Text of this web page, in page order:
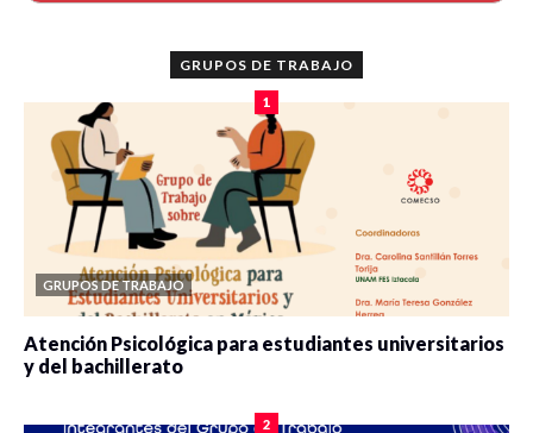
GRUPOS DE TRABAJO
1
GRUPOS DE TRABAJO
Atención Psicológica para estudiantes universitarios
y del bachillerato
2